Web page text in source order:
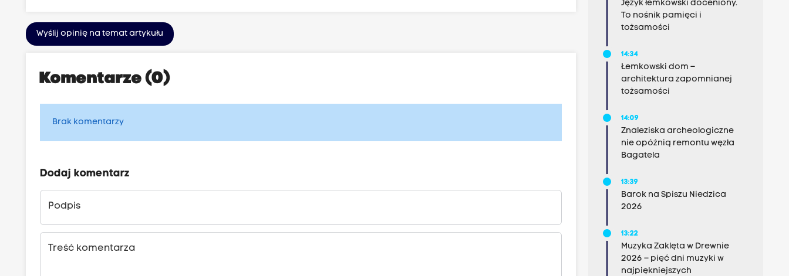
Wyślij opinię na temat artykułu
Komentarze (0)
Brak komentarzy
Dodaj komentarz
Podpis
Treść komentarza
Język łemkowski doceniony.
To nośnik pamięci i
tożsamości
14:34
Łemkowski dom –
architektura zapomnianej
tożsamości
14:09
Znaleziska archeologiczne
nie opóźnią remontu węzła
Bagatela
13:39
Barok na Spiszu Niedzica
2026
13:22
Muzyka Zaklęta w Drewnie
2026 – pięć dni muzyki w
najpiękniejszych